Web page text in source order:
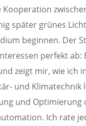
später grünes
beginnen. Der
perfekt ab:
zeigt mir, wie ich
und Klimatechnik
und Optimierung
Ich rate